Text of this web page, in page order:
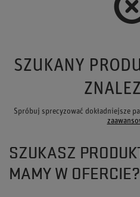
SZUKANY
Spróbuj sprecyzować dokładniejsze
SZUKASZ
MAMY W OFERCIE?